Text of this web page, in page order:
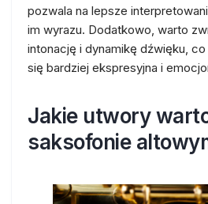
pozwala na lepsze
im wyrazu. Dodatkowo, warto
intonację i dynamikę dźwięku,
się bardziej ekspresyjna i
Jakie utwory
saksofonie